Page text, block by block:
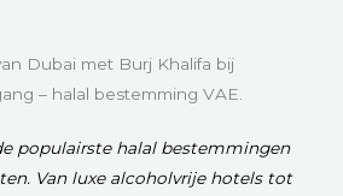
populairste halal bestemmingen
Van luxe alcoholvrije hotels tot